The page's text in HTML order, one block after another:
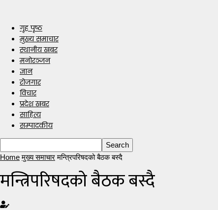
गृह पृष्ठ
मुख्य समाचार
स्थानीय खबर
मनोरञ्जन
ज्ञान
रोजगार
विचार
प्रदेश खबर
साहित्य
सम्पादकीय
Home मुख्य समाचार मन्त्रिपरिषदको बैठक बस्दै
मन्त्रिपरिषदको बैठक बस्दै